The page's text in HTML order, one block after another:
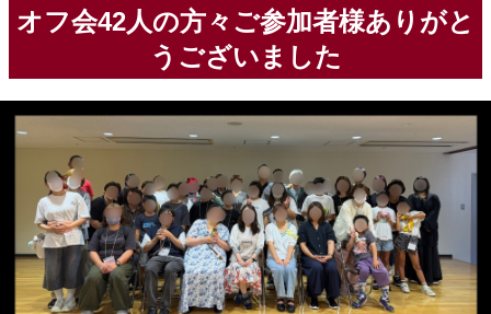
オフ会42人の方々ご参加者様ありがと
うございました